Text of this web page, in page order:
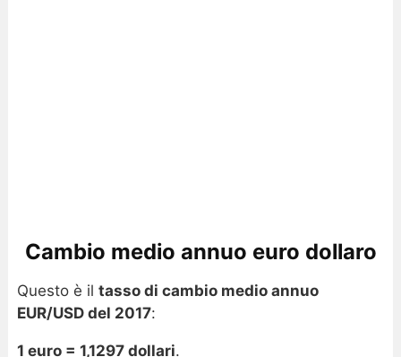
Cambio medio annuo euro dollaro
Questo è il tasso di cambio medio annuo
EUR/USD del 2017:
1 euro = 1,1297 dollari.